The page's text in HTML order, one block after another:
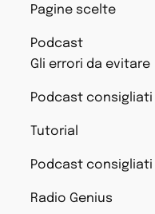
Pagine scelte
Podcast
Gli errori da evitare
Podcast consigliati
Tutorial
Podcast consigliati
Radio Genius